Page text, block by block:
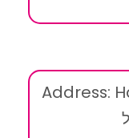
Address: